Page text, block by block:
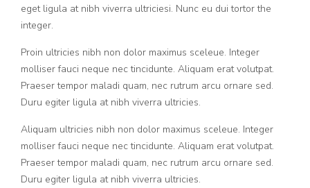
eget ligula at nibh viverra ultriciesi. Nunc eu dui tortor the
integer.
Proin ultricies nibh non dolor maximus sceleue. Integer
molliser fauci neque nec tincidunte. Aliquam erat volutpat.
Praeser tempor maladi quam, nec rutrum arcu ornare sed.
Duru egiter ligula at nibh viverra ultricies.
Aliquam ultricies nibh non dolor maximus sceleue. Integer
molliser fauci neque nec tincidunte. Aliquam erat volutpat.
Praeser tempor maladi quam, nec rutrum arcu ornare sed.
Duru egiter ligula at nibh viverra ultricies.